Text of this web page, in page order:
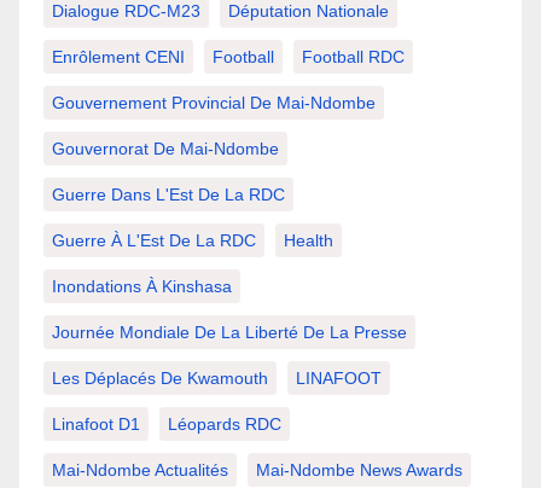
Dialogue RDC-M23 Députation Nationale
Enrôlement CENI Football Football RDC
Gouvernement Provincial De Mai-Ndombe
Gouvernorat De Mai-Ndombe
Guerre Dans L'Est De La RDC
Guerre À L'Est De La RDC Health
Inondations À Kinshasa
Journée Mondiale De La Liberté De La Presse
Les Déplacés De Kwamouth LINAFOOT
Linafoot D1 Léopards RDC
Mai-Ndombe Actualités Mai-Ndombe News Awards